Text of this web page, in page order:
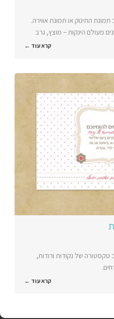
התינוק או תמונת אווירה.
מעולם הינקות – מוצץ, גרב
קרא עוד ←
של נקודות ורודות,
קרא עוד ←